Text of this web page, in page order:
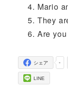
Mario
They
Are
-
シェア
LINE